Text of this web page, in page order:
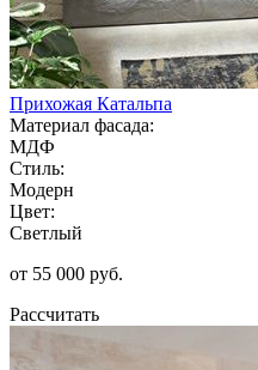
Прихожая Катальпа
Материал фасада:
МДФ
Стиль:
Модерн
Цвет:
Светлый
от 55 000 руб.
Рассчитать